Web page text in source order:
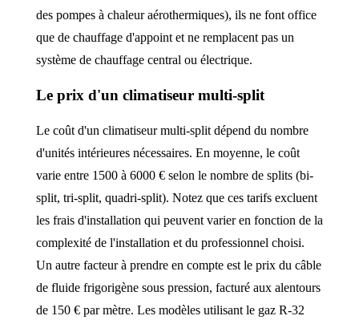
des pompes à chaleur aérothermiques), ils ne font office
que de chauffage d'appoint et ne remplacent pas un
système de chauffage central ou électrique.
Le prix d'un climatiseur multi-split
Le coût d'un climatiseur multi-split dépend du nombre
d'unités intérieures nécessaires. En moyenne, le coût
varie entre 1500 à 6000 € selon le nombre de splits (bi-
split, tri-split, quadri-split). Notez que ces tarifs excluent
les frais d'installation qui peuvent varier en fonction de la
complexité de l'installation et du professionnel choisi.
Un autre facteur à prendre en compte est le prix du câble
de fluide frigorigène sous pression, facturé aux alentours
de 150 € par mètre. Les modèles utilisant le gaz R-32